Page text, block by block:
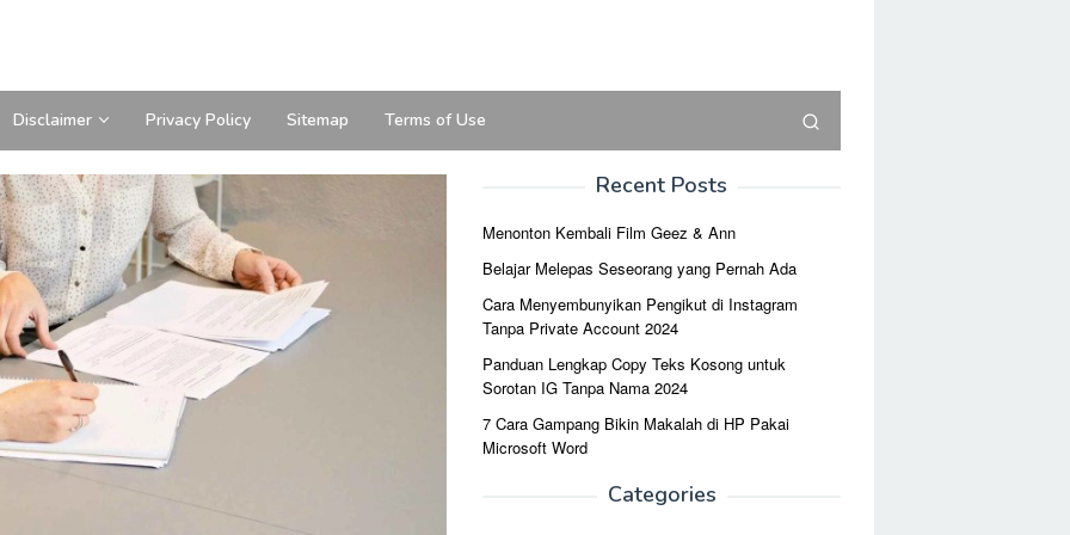
Disclaimer Privacy Policy Sitemap Terms of Use
Recent Posts
Menonton Kembali Film Geez & Ann
Belajar Melepas Seseorang yang Pernah Ada
Cara Menyembunyikan Pengikut di Instagram
Tanpa Private Account 2024
Panduan Lengkap Copy Teks Kosong untuk
Sorotan IG Tanpa Nama 2024
7 Cara Gampang Bikin Makalah di HP Pakai
Microsoft Word
Categories